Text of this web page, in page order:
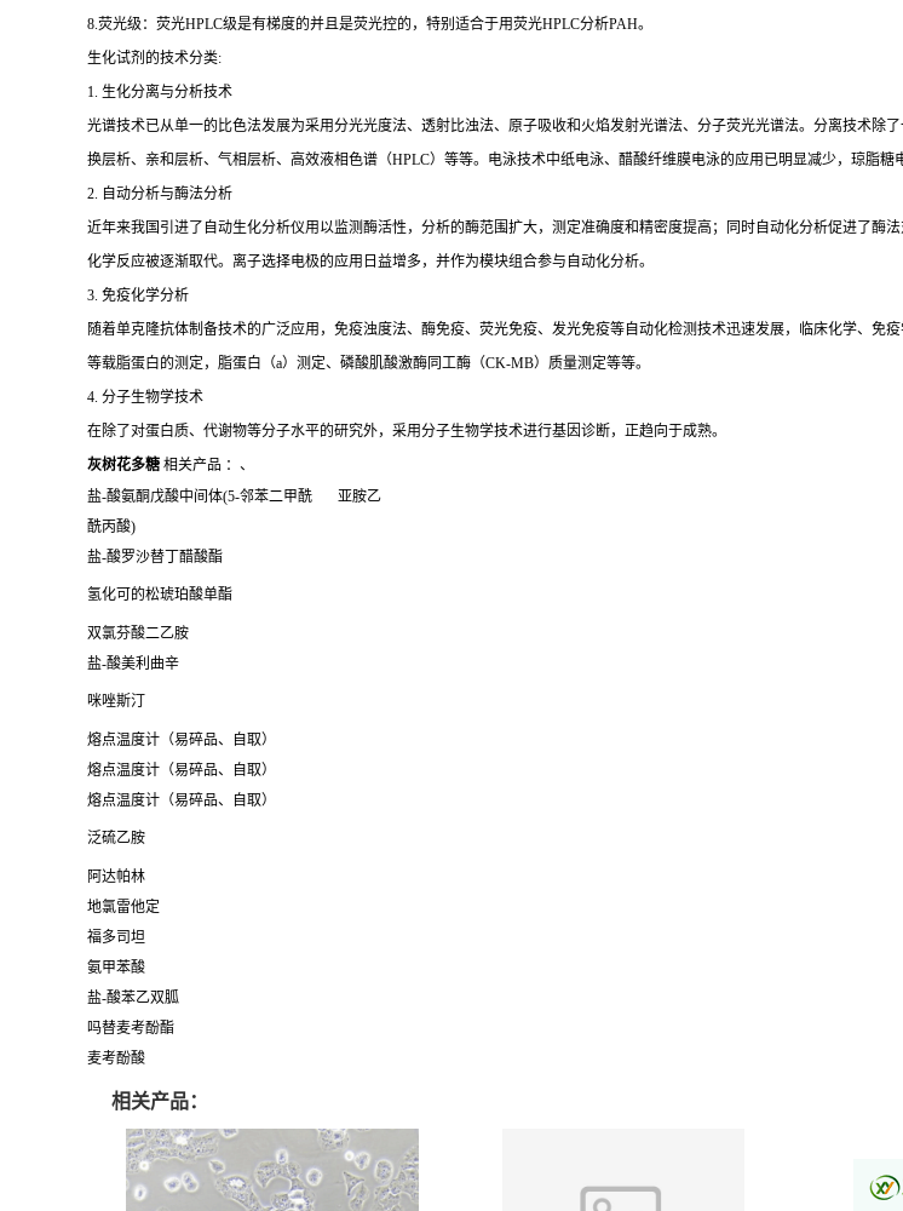
8.荧光级：荧光HPLC级是有梯度的并且是荧光控的，特别适合于用荧光HPLC分析PAH。
生化试剂的技术分类:
1. 生化分离与分析技术
光谱技术已从单一的比色法发展为采用分光光度法、透射比浊法、原子吸收和火焰发射光谱法、分子荧光光谱法。分离技术
换层析、亲和层析、气相层析、高效液相色谱（HPLC）等等。电泳技术中纸电泳、醋酸纤维膜电泳的应用已明显减少，琼脂糖
2. 自动分析与酶法分析
近年来我国引进了自动生化分析仪用以监测酶活性，分析的酶范围扩大，测定准确度和精密度提高；同时自动化分析促进了
化学反应被逐渐取代。离子选择电极的应用日益增多，并作为模块组合参与自动化分析。
3. 免疫化学分析
随着单克隆抗体制备技术的广泛应用，免疫浊度法、酶免疫、荧光免疫、发光免疫等自动化检测技术迅速发展，临床化学、免
等载脂蛋白的测定，脂蛋白（a）测定、磷酸肌酸激酶同工酶（CK-MB）质量测定等等。
4. 分子生物学技术
在除了对蛋白质、代谢物等分子水平的研究外，采用分子生物学技术进行基因诊断，正趋向于成熟。
灰树花多糖 相关产品 ：、
盐-酸氨酮戊酸中间体(5-邻苯二甲酰 亚胺乙
酰丙酸)
盐-酸罗沙替丁醋酸酯
氢化可的松琥珀酸单酯
双氯芬酸二乙胺
盐-酸美利曲辛
咪唑斯汀
熔点温度计（易碎品、自取）
熔点温度计（易碎品、自取）
熔点温度计（易碎品、自取）
泛硫乙胺
阿达帕林
地氯雷他定
福多司坦
氨甲苯酸
盐-酸苯乙双胍
吗替麦考酚酯
麦考酚酸
相关产品：